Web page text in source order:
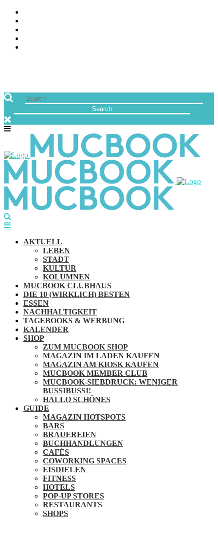
AKTUELL
LEBEN
STADT
KULTUR
KOLUMNEN
MUCBOOK CLUBHAUS
DIE 10 (WIRKLICH) BESTEN
ESSEN
NACHHALTIGKEIT
TAGEBOOKS & WERBUNG
KALENDER
SHOP
ZUM MUCBOOK SHOP
MAGAZIN IM LADEN KAUFEN
MAGAZIN AM KIOSK KAUFEN
MUCBOOK MEMBER CLUB
MUCBOOK-SIEBDRUCK: WENIGER
BUSSIBUSSI!
HALLO SCHÖNES
GUIDE
MAGAZIN HOTSPOTS
BARS
BRAUEREIEN
BUCHHANDLUNGEN
CAFÉS
COWORKING SPACES
EISDIELEN
FITNESS
HOTELS
POP-UP STORES
RESTAURANTS
SHOPS